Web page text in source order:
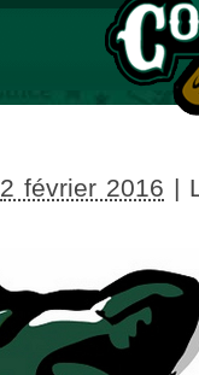
2 février 2016 |